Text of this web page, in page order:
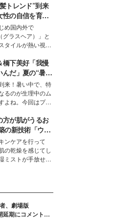
う共通点を持つモ
島村雄大の特別対
れぞれの視点か
はの魅力や予想外
す奥深いストーリ
語り合ってもらっ
トレンド”到来
性の自信を育む
」って？
め国内外で
グラスヘア）」と
タイルが熱い視線
を高めるベースと
のの美しさ”に改
が増えている様
んな憧れの艶やか
える、美容好きの
ケア事情を紹介し
橋下美好「我慢
んだ」夏の“暑さ
選択肢とは？
来！暑い中で、特
るのが生理中のム
よね。今回はプラ
かりさんと橋下美
本音で女子会トー
かけを快適に過ご
が感動した夏の
も迫りました。
方が肌がうるお
の新技術「ウォ
ャリングスキ
」がスキンケア
る予感
ンケアを行って
の乾燥を感じてし
ミストが手放せな
新的な「Water
（ウォーターキャ
キン：捕水肌）」
構築した。
、劇場版
延期にコメント